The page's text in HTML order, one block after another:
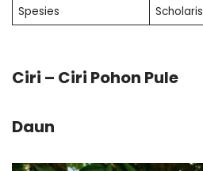
Spesies
Scholaris
Ciri – Ciri Pohon Pule
Daun